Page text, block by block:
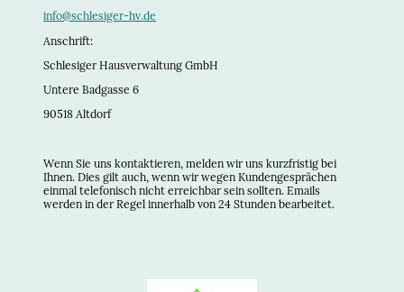
info@schlesiger-hv.de
Anschrift:
Schlesiger Hausverwaltung GmbH
Untere Badgasse 6
90518 Altdorf
Wenn Sie uns kontaktieren, melden wir uns kurzfristig bei
Ihnen. Dies gilt auch, wenn wir wegen Kundengesprächen
einmal telefonisch nicht erreichbar sein sollten. Emails
werden in der Regel innerhalb von 24 Stunden bearbeitet.